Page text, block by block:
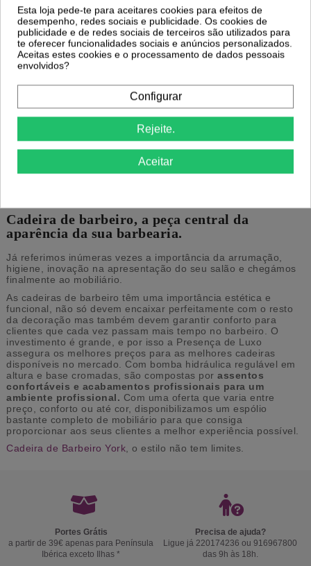
1 648,20 €
Comprar
1 648,20 €
Comprar
Cadeiras de Barbeiro | Cadeira de
Barbearia
Comprar cadeiras de barbeiro ao melhor preço. Grande
variedade de cadeira de barbearia, lugar confortável do cliente
Cadeira de barbeiro, a peça central da
aparência da sua barbearia.
Já referimos inúmeras vezes a importância da arrumação,
higiene, inovação na apresentação do seu salão e chegámos
finalmente ao mobiliário.
As cadeiras de barbeiro têm uma importância estética e
funcional, não só devem encaixar perfeitamente com o resto
da decoração mas também devem garantir conforto para
clientes que cada vez passam mais tempo no barbeiro. O
investimento é grande, e por isso a Presença de Luxo
assegura os melhores preços para as melhores cadeiras
disponíveis no mercado. Com bomba hidráulica regulável em
altura e base cromadas, são compostas por assentos
confortáveis e acabamentos profissionais para um
ambiente profissional. Com uma oferta que varia entre
preço, conforto ou até cor, disponibilizamos um espólio
bastante completo de mobiliário para que consiga
proporcionar aos seus clientes a melhor experiência possível.
Cadeira de Barbeiro York , o estilo não tem limites.
Portes Grátis
a partir de 39€ apenas para Península
Ibérica exceto Ilhas *
Precisa de ajuda?
Ligue já 220174236 ou 916967800
das 9h às 18h.
Esta loja pede-te para aceitares cookies para efeitos de
desempenho, redes sociais e publicidade. Os cookies de
publicidade e de redes sociais de terceiros são utilizados para
te oferecer funcionalidades sociais e anúncios personalizados.
Aceitas estes cookies e o processamento de dados pessoais
envolvidos?
Configurar
Rejeite.
Aceitar